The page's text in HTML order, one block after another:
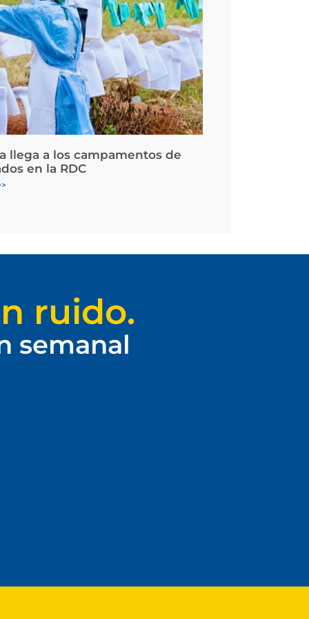
llega a los campamentos de
en la RDC
ruido.
semanal